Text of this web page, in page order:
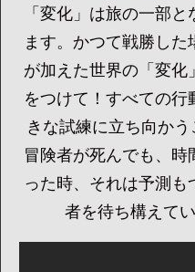
「変化」は旅の一部
ます。かつて戦勝し
が加えた世界の「変
をつけて！すべての
きな試練に立ち向か
冒険者が死んでも、
った時、それは予測
者を待ち構えて